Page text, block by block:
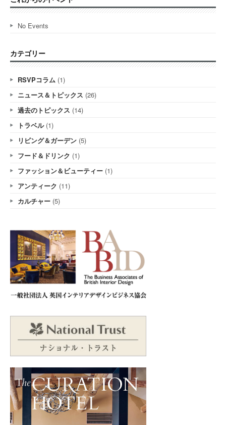
No Events
カテゴリー
RSVPコラム (1)
ニュース＆トピックス (26)
過去のトピックス (14)
トラベル(1)
リビング＆ガーデン (5)
フード＆ドリンク (1)
ファッション＆ビューティー (1)
アンティーク (11)
カルチャー (5)